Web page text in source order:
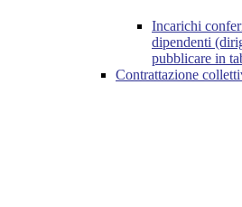
Incarichi
dipendenti
pubblicare in
Contrattazione